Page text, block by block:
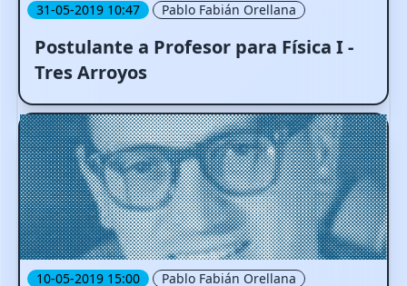
31-05-2019 10:47 Pablo Fabián Orellana
Postulante a Profesor para Física I -
Tres Arroyos
10-05-2019 15:00 Pablo Fabián Orellana